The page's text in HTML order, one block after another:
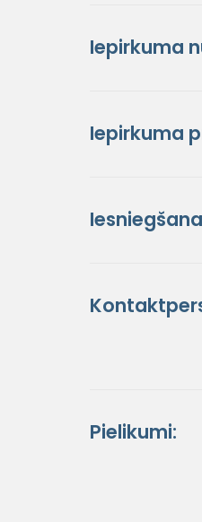
Iepirkuma
Iepirkuma
Pielikumi: